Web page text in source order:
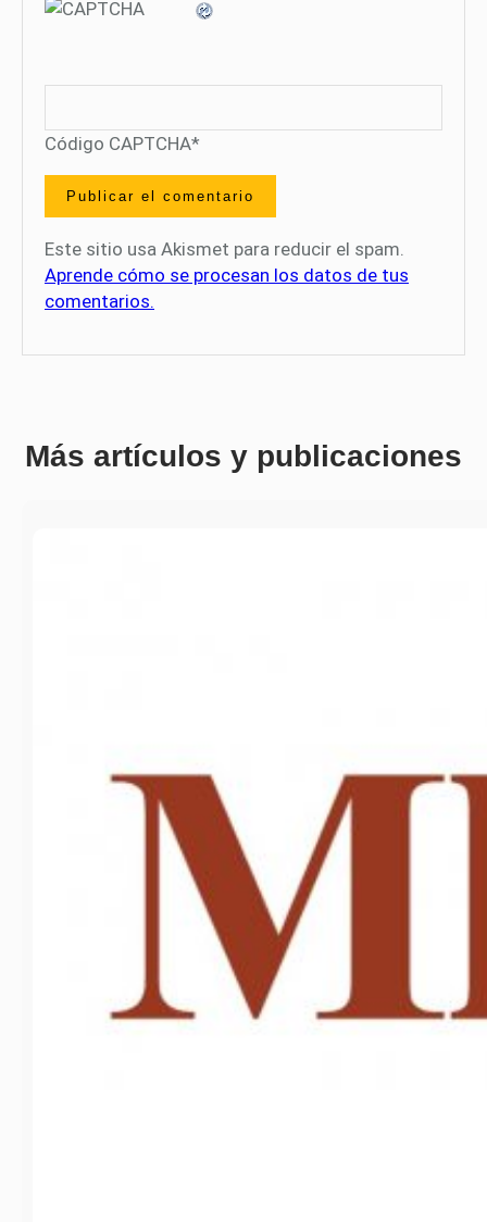
Código CAPTCHA*
Este sitio usa Akismet para reducir el spam.
Aprende cómo se procesan los datos de tus
comentarios.
Más artículos y publicaciones